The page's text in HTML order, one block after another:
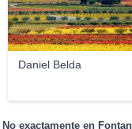
Daniel Belda
No exactamente en